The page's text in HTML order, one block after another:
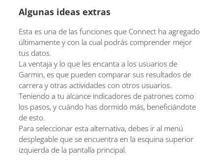
Algunas ideas extras
Esta es una de las funciones que Connect ha agregado
últimamente y con la cual podrás comprender mejor
tus datos.
La ventaja y lo que les encanta a los usuarios de
Garmin, es que pueden comparar sus resultados de
carrera y otras actividades con otros usuarios.
Teniendo a tu alcance indicadores de patrones como
los pasos, y cuándo has dormido más, beneficiándote
de esto.
Para seleccionar esta alternativa, debes ir al menú
desplegable que se encuentra en la esquina superior
izquierda de la pantalla principal.